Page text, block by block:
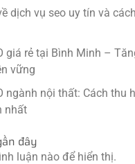
dịch vụ seo uy tín và
giá rẻ tại Bình Minh –
vững
ngành nội thất: Cách thu
nhất
đây
luận nào để hiển thị.